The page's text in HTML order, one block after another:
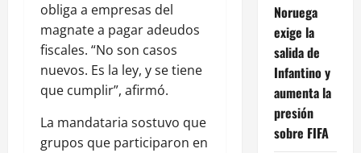
obliga a empresas del
magnate a pagar adeudos
fiscales. “No son casos
nuevos. Es la ley, y se tiene
que cumplir”, afirmó.
La mandataria sostuvo que
grupos que participaron en
Noruega
exige la
salida de
Infantino y
aumenta la
presión
sobre FIFA